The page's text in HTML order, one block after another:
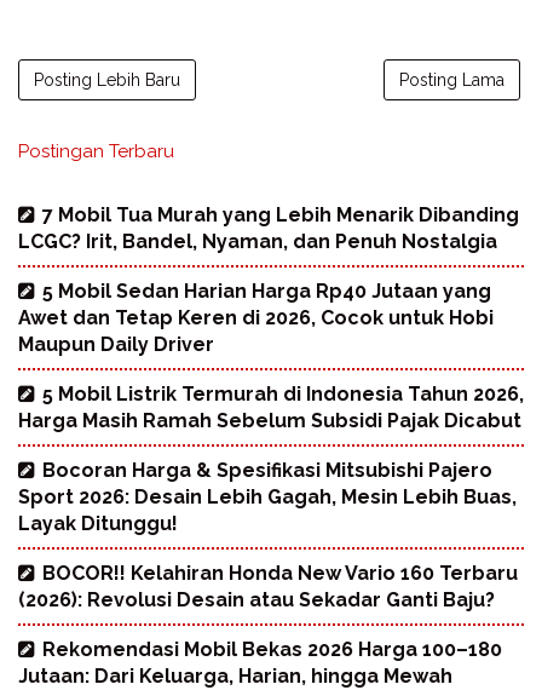
Posting Lebih Baru Posting Lama
Postingan Terbaru
7 Mobil Tua Murah yang Lebih Menarik Dibanding
LCGC? Irit, Bandel, Nyaman, dan Penuh Nostalgia
5 Mobil Sedan Harian Harga Rp40 Jutaan yang
Awet dan Tetap Keren di 2026, Cocok untuk Hobi
Maupun Daily Driver
5 Mobil Listrik Termurah di Indonesia Tahun 2026,
Harga Masih Ramah Sebelum Subsidi Pajak Dicabut
Bocoran Harga & Spesifikasi Mitsubishi Pajero
Sport 2026: Desain Lebih Gagah, Mesin Lebih Buas,
Layak Ditunggu!
BOCOR!! Kelahiran Honda New Vario 160 Terbaru
(2026): Revolusi Desain atau Sekadar Ganti Baju?
Rekomendasi Mobil Bekas 2026 Harga 100–180
Jutaan: Dari Keluarga, Harian, hingga Mewah